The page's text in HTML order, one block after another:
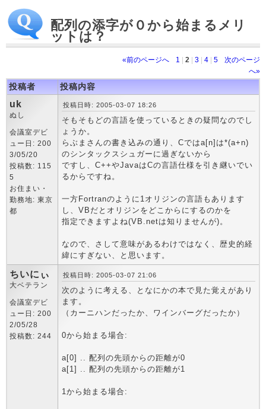
配列の添字が０から始まるメリ
ットは？
«前のページへ 1 2 3 4 5
次のページ
へ»
投稿者 投稿内容
uk
ぬし
会議室デビ
ュー日: 200
3/05/20
投稿数: 115
5
お住まい・
勤務地: 東京
都
投稿日時: 2005-03-07 18:26
そもそもどの言語を使っているときの疑問なのでし
ょうか。
らぶまさんの書き込みの通り、Cではa[n]は*(a+n)
のシンタックスシュガーに過ぎないから
ですし、C++やJavaはCの言語仕様を引き継いでい
るからですね。
一方Fortranのように1オリジンの言語もあります
し、VBだとオリジンをどこからにするのかを
指定できますよね(VB.netは知りませんが)。
なので、さして意味があるわけではなく、歴史的経
緯にすぎない、と思います。
ちいにぃ
大ベテラン
会議室デビ
ュー日: 200
2/05/28
投稿数: 244
投稿日時: 2005-03-07 21:06
次のように考える、となにかの本で見た覚えがあり
ます。
（カーニハンだったか、ワインバーグだったか）
0から始まる場合:
a[0] .. 配列の先頭からの距離が0
a[1] .. 配列の先頭からの距離が1
1から始まる場合: